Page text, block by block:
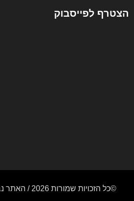
הצטרף לפייסבוק
©כל הזכויות שמורות 2026 / האתר נבנה ע"י ספארק מדיה